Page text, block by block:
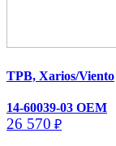
ТРВ, Xarios/​Viento
14-60039-03 OEM
26 570 ₽